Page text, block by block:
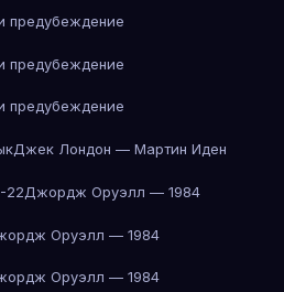
предубеждение
предубеждение
предубеждение
Джек Лондон — Мартин Иден
22Джордж Оруэлл — 1984
Оруэлл — 1984
Оруэлл — 1984